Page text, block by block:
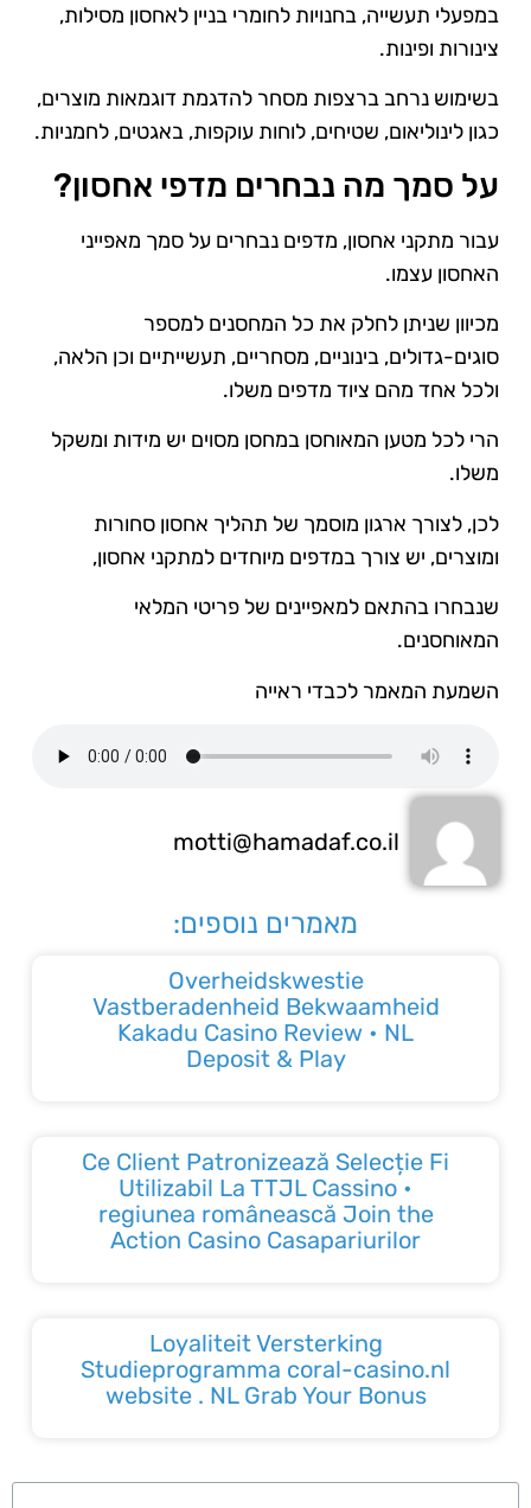
במפעלי תעשייה, בחנויות לחומרי בניין לאחסון מסילות,
צינורות ופינות.
בשימוש נרחב ברצפות מסחר להדגמת דוגמאות מוצרים,
כגון לינוליאום, שטיחים, לוחות עוקפות, באגטים, לחמניות.
על סמך מה נבחרים מדפי אחסון?
עבור מתקני אחסון, מדפים נבחרים על סמך מאפייני
האחסון עצמו.
מכיוון שניתן לחלק את כל המחסנים למספר
סוגים-גדולים, בינוניים, מסחריים, תעשייתיים וכן הלאה,
ולכל אחד מהם ציוד מדפים משלו.
הרי לכל מטען המאוחסן במחסן מסוים יש מידות ומשקל
משלו.
לכן, לצורך ארגון מוסמך של תהליך אחסון סחורות
ומוצרים, יש צורך במדפים מיוחדים למתקני אחסון,
שנבחרו בהתאם למאפיינים של פריטי המלאי
המאוחסנים.
השמעת המאמר לכבדי ראייה
motti@hamadaf.co.il
מאמרים נוספים:
Overheidskwestie
Vastberadenheid Bekwaamheid
Kakadu Casino Review • NL
Deposit & Play
Ce Client Patronizează Selecție Fi
Utilizabil La TTJL Cassino •
regiunea românească Join the
Action Casino Casapariurilor
Loyaliteit Versterking
Studieprogramma coral-casino.nl
website . NL Grab Your Bonus